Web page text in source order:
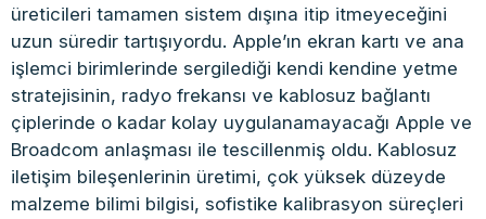
üreticileri tamamen sistem dışına itip itmeyeceğini
uzun süredir tartışıyordu. Apple’ın ekran kartı ve ana
işlemci birimlerinde sergilediği kendi kendine yetme
stratejisinin, radyo frekansı ve kablosuz bağlantı
çiplerinde o kadar kolay uygulanamayacağı Apple ve
Broadcom anlaşması ile tescillenmiş oldu. Kablosuz
iletişim bileşenlerinin üretimi, çok yüksek düzeyde
malzeme bilimi bilgisi, sofistike kalibrasyon süreçleri